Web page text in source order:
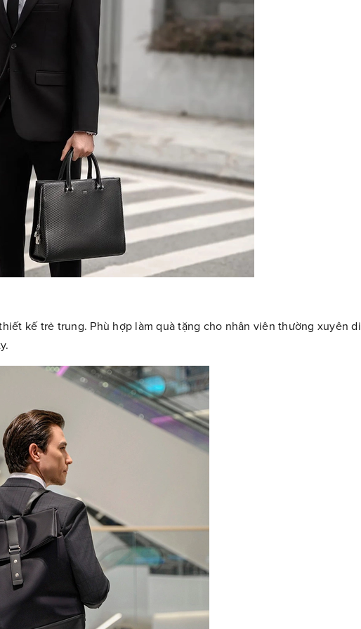
kế trẻ trung. Phù hợp làm quà tặng cho nhân viên thường xuyên di